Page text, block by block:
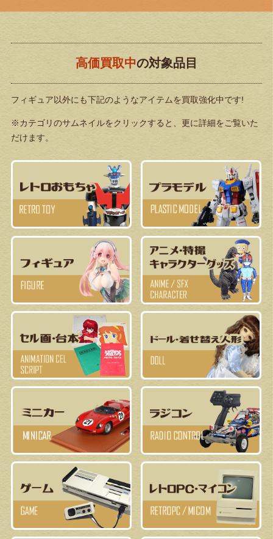
高価買取中の対象品目
フィギュア以外にも下記のようなアイテムを買取強化中です!
※カテゴリのサムネイルをクリックすると、更に詳細をご覧いた
だけます。